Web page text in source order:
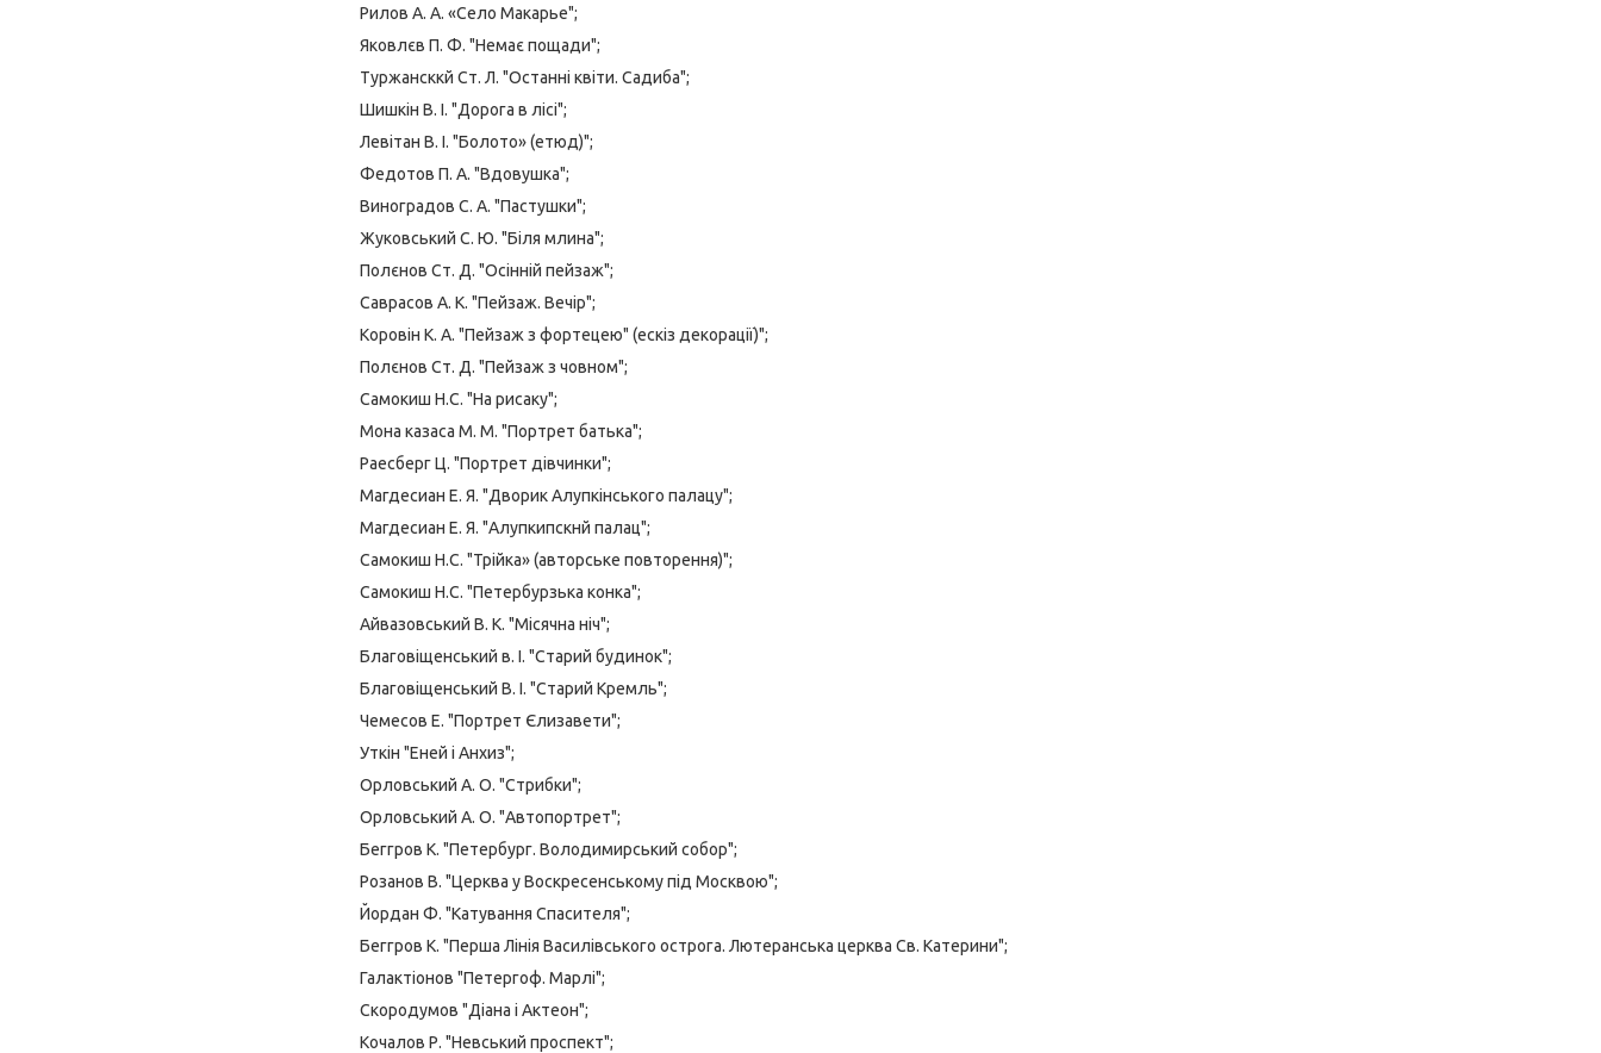
Рилов А. А. «Село Макарье";
Яковлєв П. Ф. "Немає пощади";
Туржансккй Ст. Л. "Останні квіти. Садиба";
Шишкін В. І. "Дорога в лісі";
Левітан В. І. "Болото» (етюд)";
Федотов П. А. "Вдовушка";
Виноградов С. А. "Пастушки";
Жуковський С. Ю. "Біля млина";
Полєнов Ст. Д. "Осінній пейзаж";
Саврасов А. К. "Пейзаж. Вечір";
Коровін К. А. "Пейзаж з фортецею" (ескіз декорації)";
Полєнов Ст. Д. "Пейзаж з човном";
Самокиш Н.С. "На рисаку";
Мона казаса М. М. "Портрет батька";
Раесберг Ц. "Портрет дівчинки";
Магдесиан Е. Я. "Дворик Алупкінського палацу";
Магдесиан Е. Я. "Алупкипскнй палац";
Самокиш Н.С. "Трійка» (авторське повторення)";
Самокиш Н.С. "Петербурзька конка";
Айвазовський В. К. "Місячна ніч";
Благовіщенський в. І. "Старий будинок";
Благовіщенський В. І. "Старий Кремль";
Чемесов Е. "Портрет Єлизавети";
Уткін "Еней і Анхиз";
Орловський А. О. "Стрибки";
Орловський А. О. "Автопортрет";
Беггров К. "Петербург. Володимирський собор";
Розанов В. "Церква у Воскресенському під Москвою";
Йордан Ф. "Катування Спасителя";
Беггров К. "Перша Лінія Василівського острога. Лютеранська церква Св. Катерини";
Галактіонов "Петергоф. Марлі";
Скородумов "Діана і Актеон";
Кочалов Р. "Невський проспект";